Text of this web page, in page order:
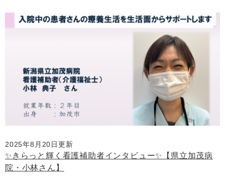
2025年8月20日更新
✨きらっと輝く看護補助者インタビュー✨【県立加茂病
院・小林さん】